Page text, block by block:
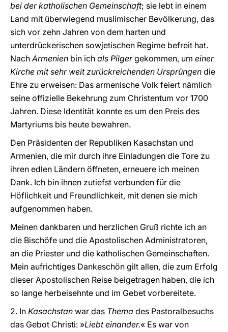
bei der katholischen Gemeinschaft; sie lebt in einem
Land mit überwiegend muslimischer Bevölkerung, das
sich vor zehn Jahren von dem harten und
unterdrückerischen sowjetischen Regime befreit hat.
NachArmenien bin ich als Pilgergekommen, um einer
Kirche mit sehr weit zurückreichenden Ursprüngen die
Ehre zu erweisen: Das armenische Volk feiert nämlich
seine offizielle Bekehrung zum Christentum vor 1700
Jahren. Diese Identität konnte es um den Preis des
Martyriums bis heute bewahren.
Den Präsidenten der Republiken Kasachstan und
Armenien, die mir durch ihre Einladungen die Tore zu
ihren edlen Ländern öffneten, erneuere ich meinen
Dank. Ich bin ihnen zutiefst verbunden für die
Höflichkeit und Freundlichkeit, mit denen sie mich
aufgenommen haben.
Meinen dankbaren und herzlichen Gruß richte ich an
die Bischöfe und die Apostolischen Administratoren,
an die Priester und die katholischen Gemeinschaften.
Mein aufrichtiges Dankeschön gilt allen, die zum Erfolg
dieser Apostolischen Reise beigetragen haben, die ich
so lange herbeisehnte und im Gebet vorbereitete.
2. In Kasachstan war das Thema des Pastoralbesuchs
das Gebot Christi: »Liebt einander.« Es war von